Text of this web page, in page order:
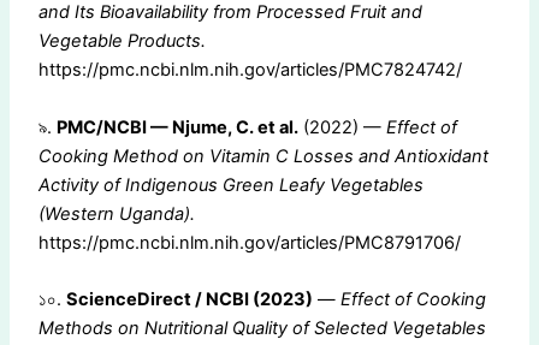
and Its Bioavailability from Processed Fruit and
Vegetable Products.
https://pmc.ncbi.nlm.nih.gov/articles/PMC7824742/
৯. PMC/NCBI — Njume, C. et al. (2022) —Effect of
Cooking Method on Vitamin C Losses and Antioxidant
Activity of Indigenous Green Leafy Vegetables
(Western Uganda).
https://pmc.ncbi.nlm.nih.gov/articles/PMC8791706/
১০.ScienceDirect / NCBI (2023) —Effect of Cooking
Methods on Nutritional Quality of Selected Vegetables